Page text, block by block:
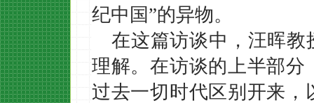
纪中国”的异物。
在这篇访谈中，汪晖教
理解。在访谈的上半部
过去一切时代区别开来